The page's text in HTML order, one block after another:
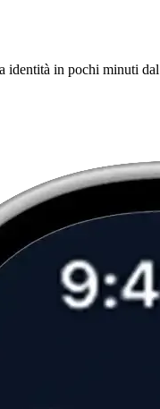
identità in pochi minuti dal